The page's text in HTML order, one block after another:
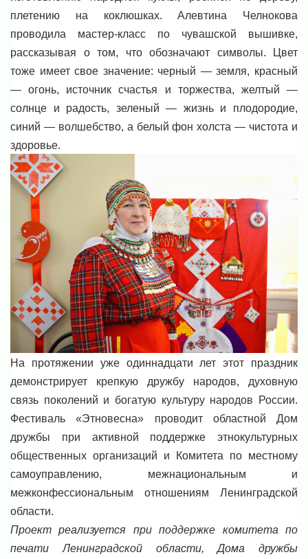
плетению на коклюшках. Алевтина Челнокова
проводила мастер-класс по чувашской вышивке,
рассказывая о том, что обозначают символы. Цвет
тоже имеет свое значение: черный — земля, красный
— огонь, источник счастья и торжества, желтый —
солнце и радость, зеленый — жизнь и плодородие,
синий — волшебство, а белый фон холста — чистота и
здоровье.
На протяжении уже одиннадцати лет этот праздник
демонстрирует крепкую дружбу народов, духовную
связь поколений и богатую культуру народов России.
Фестиваль «Этновесна» проводит областной Дом
дружбы при активной поддержке этнокультурных
общественных организаций и Комитета по местному
самоуправлению, межнациональным и
межконфессиональным отношениям Ленинградской
области.
Проект реализуется при поддержке комитета по
печати Ленинградской области, Дома дружбы